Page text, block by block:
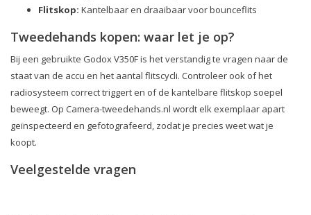
Flitskop: Kantelbaar en draaibaar voor bounceflits
Tweedehands kopen: waar let je op?
Bij een gebruikte Godox V350F is het verstandig te vragen naar de
staat van de accu en het aantal flitscycli. Controleer ook of het
radiosysteem correct triggert en of de kantelbare flitskop soepel
beweegt. Op Camera-tweedehands.nl wordt elk exemplaar apart
geïnspecteerd en gefotografeerd, zodat je precies weet wat je
koopt.
Veelgestelde vragen